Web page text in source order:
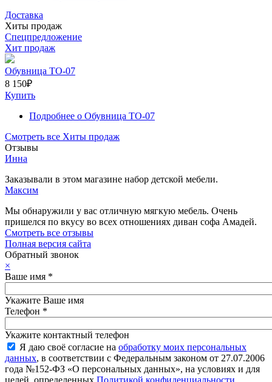
Доставка
Хиты продаж
Спецпредложение
Хит продаж
Обувница ТО-07
8 150₽
Купить
Подробнее о Обувница ТО-07
Смотреть все Хиты продаж
Отзывы
Инна
Заказывали в этом магазине набор детской мебели.
Максим
Мы обнаружили у вас отличную мягкую мебель. Очень
пришелся по вкусу во всех отношениях диван софа Амадей.
Смотреть все отзывы
Полная версия сайта
Обратный звонок
×
Ваше имя *
Укажите Ваше имя
Телефон *
Укажите контактный телефон
Я даю своё согласие на обработку моих персональных
данных, в соответствии с Федеральным законом от 27.07.2006
года №152-ФЗ «О персональных данных», на условиях и для
целей, определенных Политикой конфиденциальности